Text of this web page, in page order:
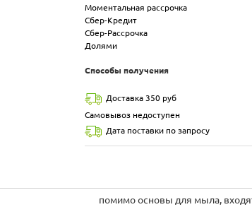
Моментальная рассрочка
Сбер-Кредит
Сбер-Рассрочка
Долями
Способы получения
Доставка 350 руб
Самовывоз недоступен
Дата поставки по запросу
помимо основы для мыла,